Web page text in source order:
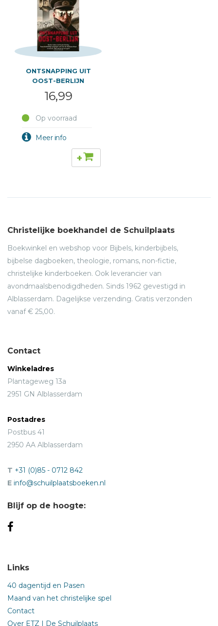
ONTSNAPPING UIT
OOST-BERLIJN
16,99
Op voorraad
+
Christelijke boekhandel de Schuilplaats
Boekwinkel en webshop voor Bijbels, kinderbijbels,
bijbelse dagboeken, theologie, romans, non-fictie,
christelijke kinderboeken. Ook leverancier van
avondmaalsbenodigdheden. Sinds 1962 gevestigd in
Alblasserdam. Dagelijkse verzending. Gratis verzonden
vanaf € 25,00.
Contact
Winkeladres
Plantageweg 13a
2951 GN Alblasserdam
Postadres
Postbus 41
2950 AA Alblasserdam
T +31 (0)85 - 0712 842
E info@schuilplaatsboeken.nl
Blijf op de hoogte:
Links
40 dagentijd en Pasen
Maand van het christelijke spel
Contact
Over ETZ | De Schuilplaats